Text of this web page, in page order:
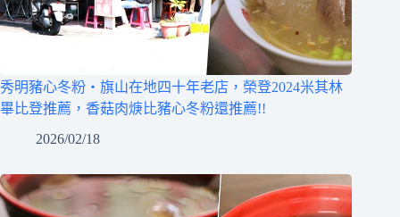
秀明豬心冬粉‧旗山在地四十年老店，榮登2024米其林
畢比登推薦，香菇肉焿比豬心冬粉還推薦!!
2026/02/18